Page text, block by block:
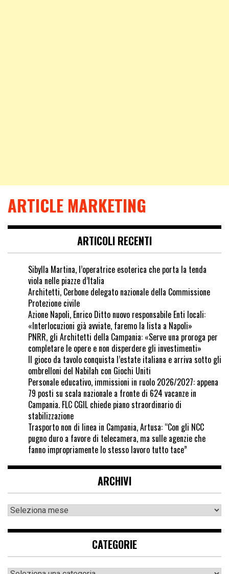
ARTICLE MARKETING
ARTICOLI RECENTI
Sibylla Martina, l’operatrice esoterica che porta la tenda
viola nelle piazze d’Italia
Architetti, Cerbone delegato nazionale della Commissione
Protezione civile
Azione Napoli, Enrico Ditto nuovo responsabile Enti locali:
«Interlocuzioni già avviate, faremo la lista a Napoli»
PNRR, gli Architetti della Campania: «Serve una proroga per
completare le opere e non disperdere gli investimenti»
Il gioco da tavolo conquista l’estate italiana e arriva sotto gli
ombrelloni del Nabilah con Giochi Uniti
Personale educativo, immissioni in ruolo 2026/2027: appena
79 posti su scala nazionale a fronte di 624 vacanze in
Campania. FLC CGIL chiede piano straordinario di
stabilizzazione
Trasporto non di linea in Campania, Artusa: “Con gli NCC
pugno duro a favore di telecamera, ma sulle agenzie che
fanno impropriamente lo stesso lavoro tutto tace”
ARCHIVI
CATEGORIE